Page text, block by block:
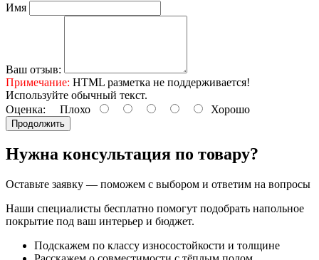
Имя
Ваш отзыв:
Примечание: HTML разметка не поддерживается!
Используйте обычный текст.
Оценка: Плохо Хорошо
Продолжить
Нужна консультация по товару?
Оставьте заявку — поможем с выбором и ответим на вопросы
Наши специалисты бесплатно помогут подобрать напольное
покрытие под ваш интерьер и бюджет.
Подскажем по классу износостойкости и толщине